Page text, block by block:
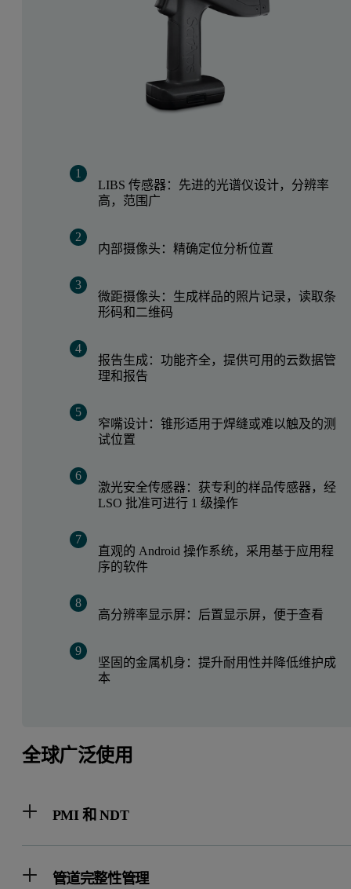
LIBS 传感器：先进的光谱仪设计，分辨率
高，范围广
内部摄像头：精确定位分析位置
微距摄像头：生成样品的照片记录，读取条
形码和二维码
报告生成：功能齐全，提供可用的云数据管
理和报告
窄嘴设计：锥形适用于焊缝或难以触及的测
试位置
激光安全传感器：获专利的样品传感器，经
LSO 批准可进行 1 级操作
直观的 Android 操作系统，采用基于应用程
序的软件
高分辨率显示屏：后置显示屏，便于查看
坚固的金属机身：提升耐用性并降低维护成
本
全球广泛使用
PMI 和 NDT
管道完整性管理